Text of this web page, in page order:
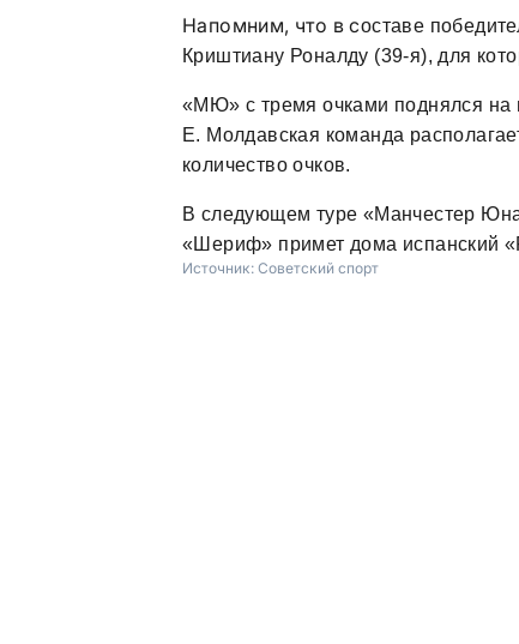
Напомним, что в составе
Криштиану Роналду (39-я), для
«МЮ» с тремя очками поднялся на
E. Молдавская команда
количество очков.
В следующем туре «Манчестер
«Шериф» примет дома испанский
Источник: Советский спорт